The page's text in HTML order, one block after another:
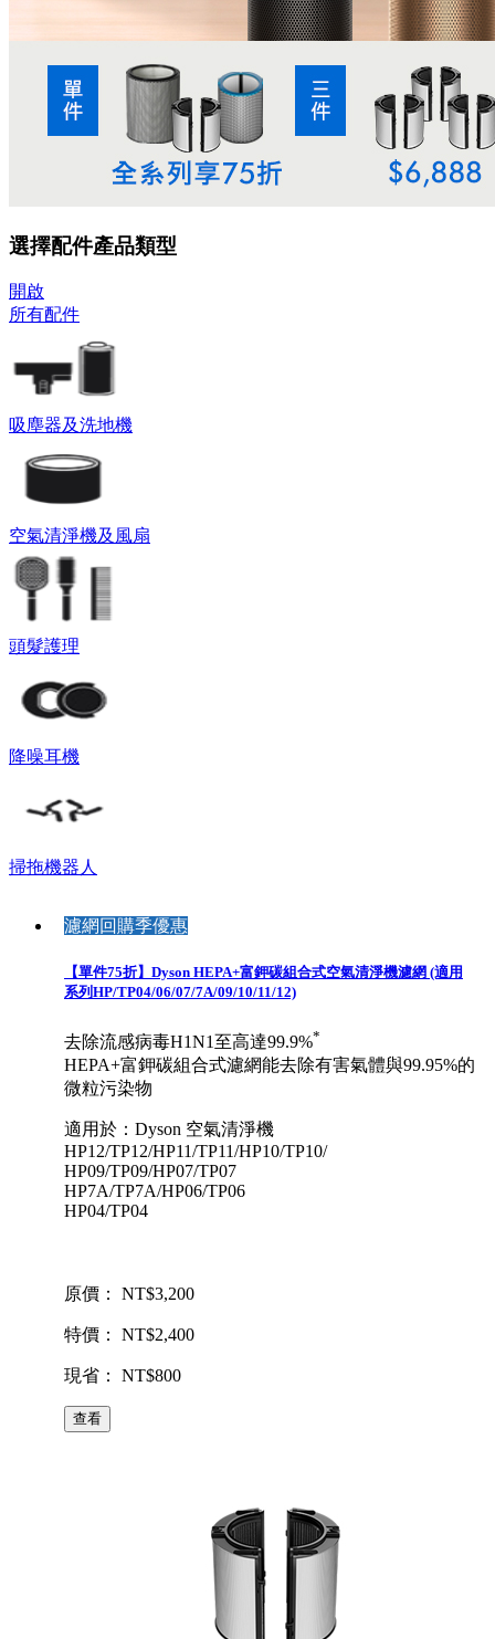
選擇配件產品類型
開啟
所有配件
吸塵器及洗地機
空氣清淨機及風扇
頭髮護理
降噪耳機
掃拖機器人
濾網回購季優惠
【單件75折】Dyson HEPA+富鉀碳組合式空氣清淨機濾網 (適用
系列HP/TP04/06/07/7A/09/10/11/12)
去除流感病毒H1N1至高達99.9%*
HEPA+富鉀碳組合式濾網能去除有害氣體與99.95%的
微粒污染物
適用於：Dyson 空氣清淨機
HP12/TP12/HP11/TP11/HP10/TP10/
HP09/TP09/HP07/TP07
HP7A/TP7A/HP06/TP06
HP04/TP04
原價： NT$3,200
特價： NT$2,400
現省： NT$800
查看